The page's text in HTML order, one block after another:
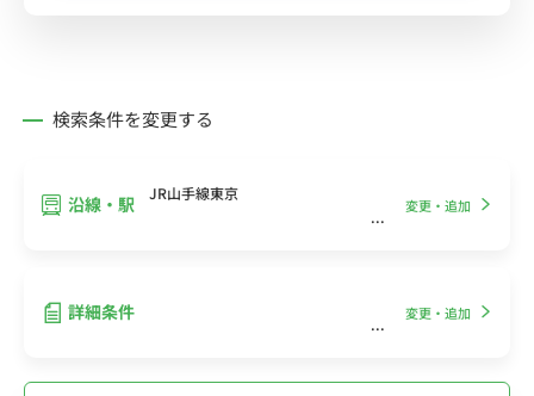
検索条件を変更する
沿線・駅 JR山手線東京
変更・追加
詳細条件 変更・追加